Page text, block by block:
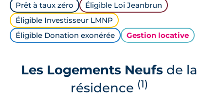
Prêt à taux zéro
Éligible Loi Jeanbrun
Éligible Investisseur LMNP
Éligible Donation exonérée
Gestion locative
Les Logements Neufsde la
résidence (1)